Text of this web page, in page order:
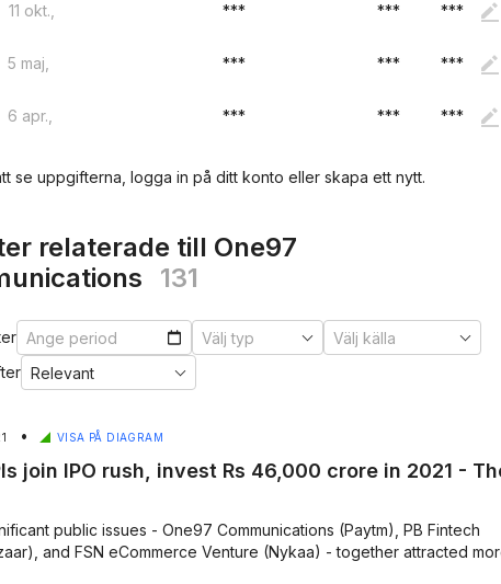
11 okt.,
*** *** ***
5 maj,
*** *** ***
6 apr.,
*** *** ***
se uppgifterna, logga in på ditt konto eller skapa ett nytt.
relaterade till One97
131
• VISA PÅ DIAGRAM
join IPO rush, invest Rs 46,000 crore in 2021 -
public issues - One97 Communications (Paytm), PB Fintech
and FSN eCommerce Venture (Nykaa) - together attracted